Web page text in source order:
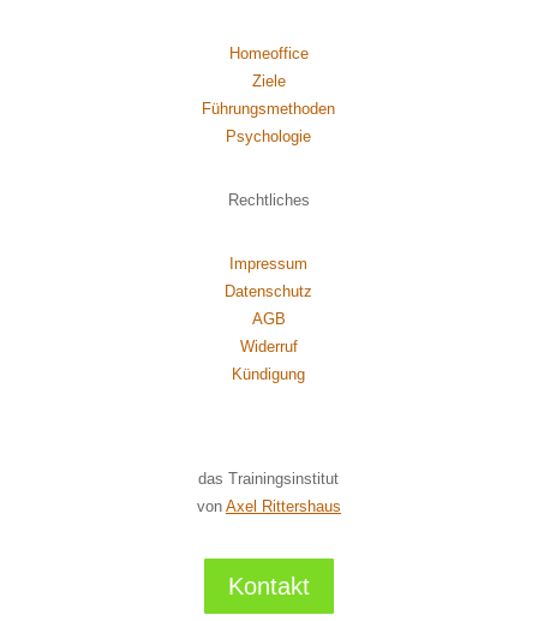
Homeoffice
Ziele
Führungsmethoden
Psychologie
Rechtliches
Impressum
Datenschutz
AGB
Widerruf
Kündigung
das Trainingsinstitut
von Axel Rittershaus
Kontakt